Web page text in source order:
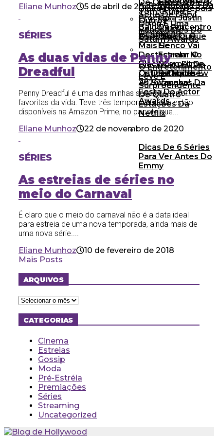
After: Depois
Do
Desencontro
E Ben Affleck
Olha Que
Elenco Vai
Estrelar O
Novo Filme
De Matthew
Vaughn!
Blake Lively
Processa Justin
Baldoni Por
Assédio
De Ouro 2026
Os 10 Looks Que
Mais Se
Destacaram No
Black Carpet Do
Critics Choice
2026
Tom Cruise E
Outros
Vencedores Do
Saturn Awards
Os Destaques E
As Surpresas Da
Festa Do Actor
Awards
A Temporada 3 Da
Série De Daryl
Dixon É Uma
Decepção
O Entretenimento
Leve E
Surpreendente
De Quatro
Estações Da
Netflix
Dicas De 6 Séries
Para Ver Antes Do
Emmy
Eliane Munhoz
5 de abril de 2023
SÉRIES
As duas vidas de Penny
Dreadful
Penny Dreadful é uma das minhas séries de terror
favoritas da vida. Teve três temporadas, que estão
disponíveis na Amazon Prime, no pacote que...
Eliane Munhoz
22 de novembro de 2020
SÉRIES
As estreias de séries no
meio do Carnaval
É claro que o meio do carnaval não é a data ideal
para estreia de uma nova temporada, ainda mais de
uma nova série....
Eliane Munhoz
10 de fevereiro de 2018
Mais Posts
ARQUIVOS
Arquivos
CATEGORIAS
Cinema
Estreias
Gossip
Moda
Pré-Estréia
Premiações
Séries
Streaming
Uncategorized